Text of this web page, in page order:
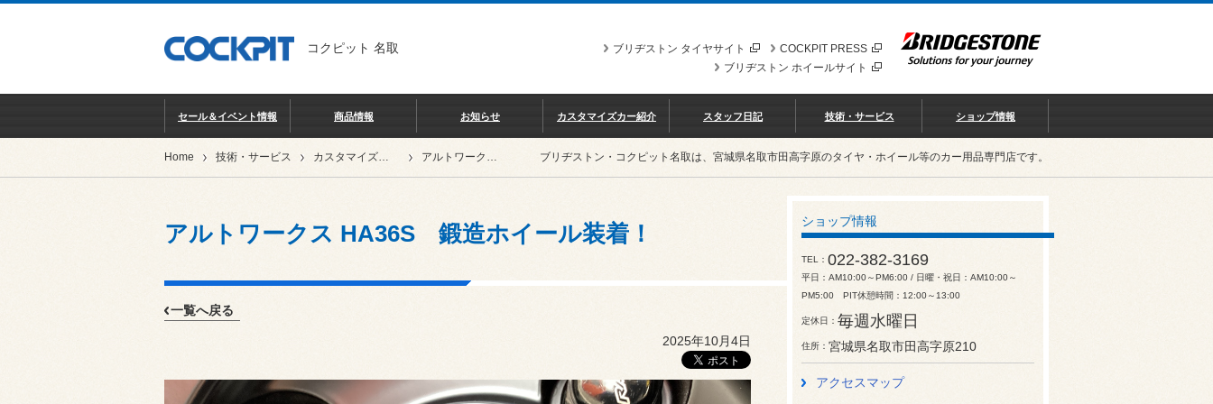
コクピット 名取 COCKPIT PRESS
ブリヂストン タイヤサイト
ブリヂストン ホイールサイト
セール＆イベント情報 商品情報 お知らせ カスタマイズカー紹介 スタッフ日記 技術・サービス ショップ情報
Home 技術・サービス カスタマイズ別ショーケース アルトワークス HA36S 鍛造ホイール装着！ ブリヂストン・コクピット名取は、宮城県名取市田高字原のタイヤ・ホイール等のカー用品専門店です。
アルトワークス HA36S 鍛造ホイール装着！
一覧へ戻る
2025年10月4日
ショップ情報
TEL 022-382-3169
平日：AM10:00～PM6:00 / 日曜・祝日：AM10:00～
PM5:00 PIT休憩時間：12:00～13:00
定休日 毎週水曜日
住所 宮城県名取市田高字原210
アクセスマップ